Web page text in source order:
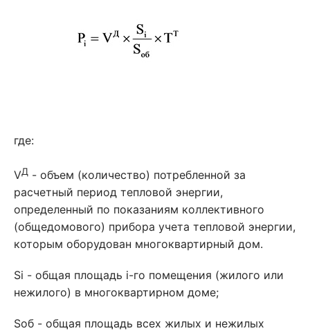
где:
VД - объем (количество) потребленной за
расчетный период тепловой энергии,
определенный по показаниям коллективного
(общедомового) прибора учета тепловой энергии,
которым оборудован многоквартирный дом.
Si - общая площадь i-го помещения (жилого или
нежилого) в многоквартирном доме;
Sоб - общая площадь всех жилых и нежилых